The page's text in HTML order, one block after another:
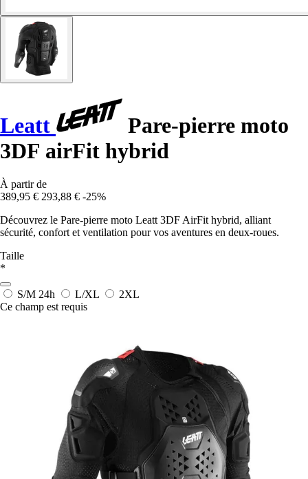
Leatt
Pare-pierre moto
3DF airFit hybrid
À partir de
389,95 € 293,88 € -25%
Découvrez le Pare-pierre moto Leatt 3DF AirFit hybrid, alliant
sécurité, confort et ventilation pour vos aventures en deux-roues.
Taille
*
S/M 24h L/XL
2XL
Ce champ est requis